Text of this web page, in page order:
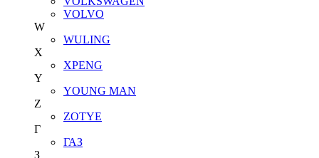
VOLVO
W
WULING
X
XPENG
Y
YOUNG MAN
Z
ZOTYE
Г
ГАЗ
З